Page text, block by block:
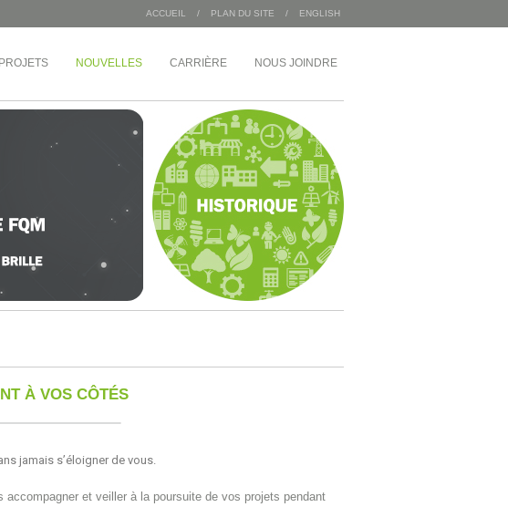
ACCUEIL / PLAN DU SITE / ENGLISH
PROJETS NOUVELLES CARRIÈRE NOUS JOINDRE
de développement Angus
des Trois Pignons
INDUSTRIEL
MDA Corporation
Entrepôts Sac 2000
Wajax
Congébec
Bœuf Mérite
Bonduelle
À VOS CÔTÉS
jamais s’éloigner de vous.
et veiller à la poursuite de vos projets pendant